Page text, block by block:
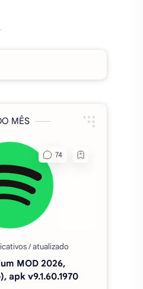
MÊS
MOD 2026,
apk v9.1.60.1970